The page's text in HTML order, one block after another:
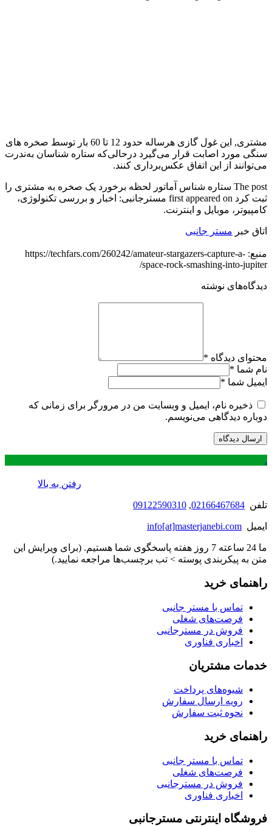
مشتری, این غول گازی هرساله حدود 12 تا 60 بار توسط صخره‌ های
سنگی مورد اصابت قرار می‌گیرد درحالی‌که ستاره شناسان به‌ندرت
می‌توانند از این اتفاق عکس‌برداری کنند.
The post ستاره شناس آماتور لحظه برخورد یک صخره به مشتری را
ثبت کرد first appeared on مسترجانبی: اخبار و بررسی تكنولوژی،
کامپیوتر، موبایل و اینترنت.
اتاق خبر مستر جانبی
منبع: https://techfars.com/260242/amateur-stargazers-capture-a-
space-rock-smashing-into-jupiter/
دیدگاه‌های نوشته
محتوای دیدگاه *
نام شما *
ایمیل شما *
ذخیره نام، ایمیل و وبسایت من در مرورگر برای زمانی که
دوباره دیدگاهی می‌نویسم.
.
رفتن به بالا
تلفن 02166467684
,
09122590310
ایمیل info[at]masterjanebi.com
ما 24 ساعته 7 روز هفته پاسخگوی شما هستیم. (برای ویرایش این
متن به پیکربندی پوسته > تب برچسب‌ها مراجعه نمایید.)
راهنمای خرید
تماس با مستر جانبی
فرصت‌های شغلی
فروش در مسترجانبی
اخباری فناوری
خدمات مشتریان
شیوه‌های پرداخت
رویه ارسال سفارش
نحوه ثبت سفارش
راهنمای خرید
تماس با مستر جانبی
فرصت‌های شغلی
فروش در مسترجانبی
اخباری فناوری
فروشگاه اینترنتی مسترجانبی